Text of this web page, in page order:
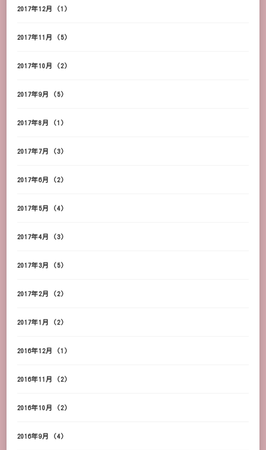
2017年12月 (1)
2017年11月 (5)
2017年10月 (2)
2017年9月 (5)
2017年8月 (1)
2017年7月 (3)
2017年6月 (2)
2017年5月 (4)
2017年4月 (3)
2017年3月 (5)
2017年2月 (2)
2017年1月 (2)
2016年12月 (1)
2016年11月 (2)
2016年10月 (2)
2016年9月 (4)